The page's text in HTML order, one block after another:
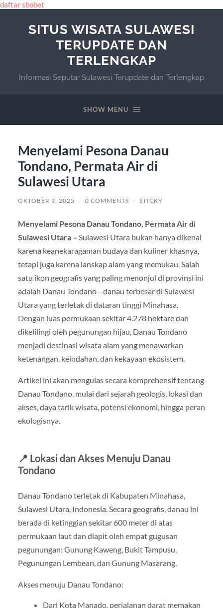
daftar sbobet
SITUS WISATA SULAWESI
TERUPDATE DAN
TERLENGKAP
Informasi Seputar Sulawesi Terupdate dan Terlengkap
SHOW MENU
Menyelami Pesona Danau
Tondano, Permata Air di
Sulawesi Utara
OKTOBER 9, 2025 / 0 COMMENTS / STICKY
Menyelami Pesona Danau Tondano, Permata Air di
Sulawesi Utara – Sulawesi Utara bukan hanya dikenal
karena keanekaragaman budaya dan kuliner khasnya,
tetapi juga karena lanskap alam yang memukau. Salah
satu ikon geografis yang paling menonjol di provinsi ini
adalah Danau Tondano—danau terbesar di Sulawesi
Utara yang terletak di dataran tinggi Minahasa.
Dengan luas permukaan sekitar 4.278 hektare dan
dikelilingi oleh pegunungan hijau, Danau Tondano
menjadi destinasi wisata alam yang menawarkan
ketenangan, keindahan, dan kekayaan ekosistem.
Artikel ini akan mengulas secara komprehensif tentang
Danau Tondano, mulai dari sejarah geologis, lokasi dan
akses, daya tarik wisata, potensi ekonomi, hingga peran
ekologisnya.
📍 Lokasi dan Akses Menuju Danau
Tondano
Danau Tondano terletak di Kabupaten Minahasa,
Sulawesi Utara, Indonesia. Secara geografis, danau ini
berada di ketinggian sekitar 600 meter di atas
permukaan laut dan diapit oleh empat gugusan
pegunungan: Gunung Kaweng, Bukit Tampusu,
Pegunungan Lembean, dan Gunung Masarang.
Akses menuju Danau Tondano:
Dari Kota Manado, perjalanan darat memakan